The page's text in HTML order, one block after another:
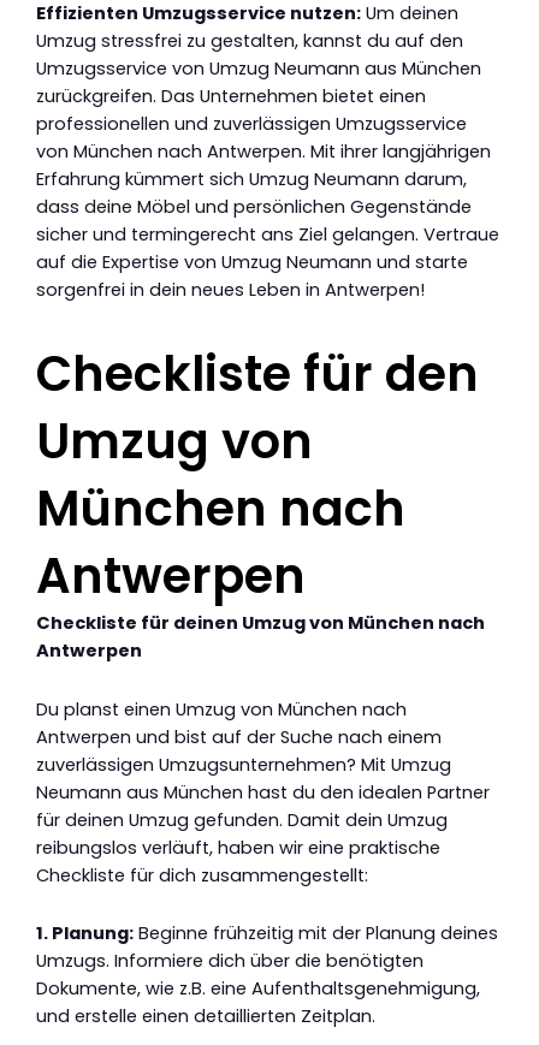
Effizienten Umzugsservice nutzen: Um deinen
Umzug stressfrei zu gestalten, kannst du auf den
Umzugsservice von Umzug Neumann aus München
zurückgreifen. Das Unternehmen bietet einen
professionellen und zuverlässigen Umzugsservice
von München nach Antwerpen. Mit ihrer langjährigen
Erfahrung kümmert sich Umzug Neumann darum,
dass deine Möbel und persönlichen Gegenstände
sicher und termingerecht ans Ziel gelangen. Vertraue
auf die Expertise von Umzug Neumann und starte
sorgenfrei in dein neues Leben in Antwerpen!
Checkliste für den
Umzug von
München nach
Antwerpen
Checkliste für deinen Umzug von München nach
Antwerpen
Du planst einen Umzug von München nach
Antwerpen und bist auf der Suche nach einem
zuverlässigen Umzugsunternehmen? Mit Umzug
Neumann aus München hast du den idealen Partner
für deinen Umzug gefunden. Damit dein Umzug
reibungslos verläuft, haben wir eine praktische
Checkliste für dich zusammengestellt:
1. Planung: Beginne frühzeitig mit der Planung deines
Umzugs. Informiere dich über die benötigten
Dokumente, wie z.B. eine Aufenthaltsgenehmigung,
und erstelle einen detaillierten Zeitplan.